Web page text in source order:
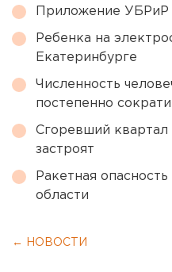
Приложение УБРиР
Ребенка на
Екатеринбурге
Численность
постепенно
Сгоревший
застроят
Ракетная
области
← НОВОСТИ